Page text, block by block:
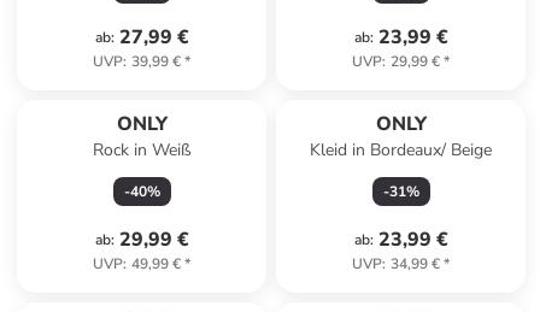
ab: 27,99 €
UVP: 39,99 €*
ab: 23,99 €
UVP: 29,99 €*
ONLY
Rock in Weiß
-40%
ab: 29,99 €
UVP: 49,99 €*
ONLY
Kleid in Bordeaux/ Beige
-31%
ab: 23,99 €
UVP: 34,99 €*